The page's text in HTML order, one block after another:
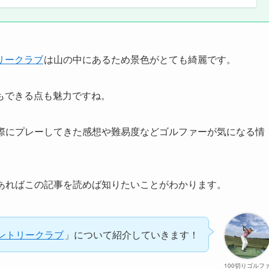
ークラブは山の中にあるため景色がとても綺麗です。
きる点も魅力ですね。
にプレーしてきた感想や難易度などゴルファーが気になる情
ばこの記事を読めば知りたいことがわかります。
100切りゴルフ
トリークラブ 」について紹介していきます！